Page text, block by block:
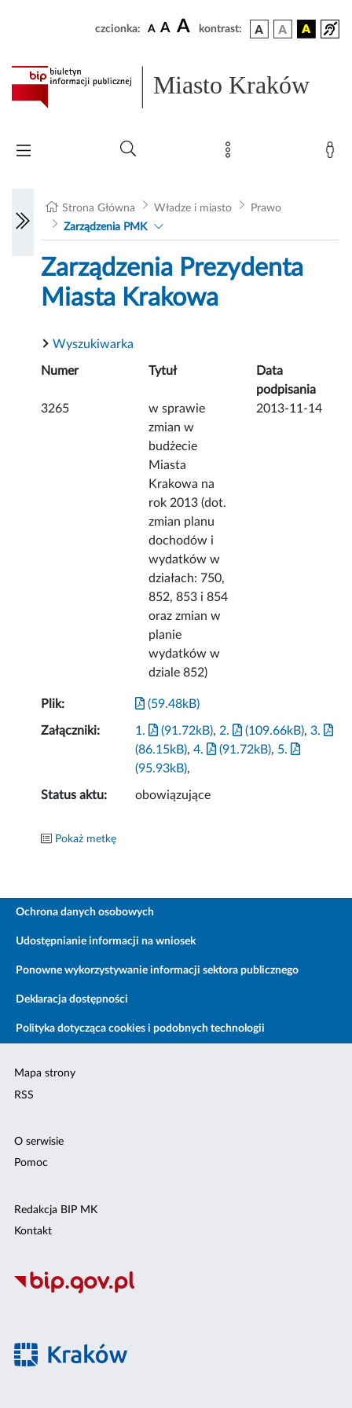
czcionka: A A A kontrast:
Miasto Kraków
Strona Główna Władze i miasto
Prawo
Zarządzenia PMK
Zarządzenia Prezydenta
Miasta Krakowa
Wyszukiwarka
Numer Tytuł
Data
podpisania
3265
w sprawie
zmian w
budżecie
Miasta
Krakowa na
rok 2013 (dot.
zmian planu
dochodów i
wydatków w
działach: 750,
852, 853 i 854
oraz zmian w
planie
wydatków w
dziale 852)
2013-11-14
Plik: (59.48kB)
Załączniki: 1. (91.72kB), 2. (109.66kB),3.
(86.15kB),4. (91.72kB), 5.
(95.93kB),
Status aktu: obowiązujące
Pokaż metkę
Ochrona danych osobowych
Udostępnianie informacji na wniosek
Ponowne wykorzystywanie informacji sektora publicznego
Deklaracja dostępności
Polityka dotycząca cookies i podobnych technologii
Mapa strony
RSS
O serwisie
Pomoc
Redakcja BIP MK
Kontakt